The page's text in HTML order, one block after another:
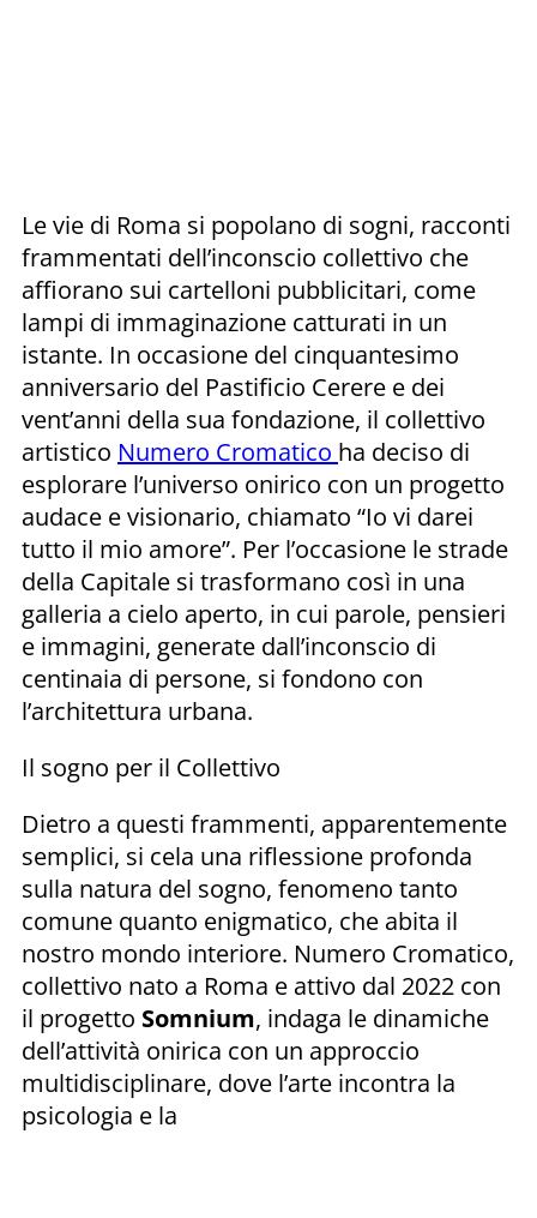
Le vie di Roma si popolano di sogni, racconti
frammentati dell’inconscio collettivo che
affiorano sui cartelloni pubblicitari, come
lampi di immaginazione catturati in un
istante. In occasione del cinquantesimo
anniversario del Pastificio Cerere e dei
vent’anni della sua fondazione, il collettivo
artistico Numero Cromatico ha deciso di
esplorare l’universo onirico con un progetto
audace e visionario, chiamato “Io vi darei
tutto il mio amore”. Per l’occasione le strade
della Capitale si trasformano così in una
galleria a cielo aperto, in cui parole, pensieri
e immagini, generate dall’inconscio di
centinaia di persone, si fondono con
l’architettura urbana.
Il sogno per il Collettivo
Dietro a questi frammenti, apparentemente
semplici, si cela una riflessione profonda
sulla natura del sogno, fenomeno tanto
comune quanto enigmatico, che abita il
nostro mondo interiore. Numero Cromatico,
collettivo nato a Roma e attivo dal 2022 con
il progetto Somnium, indaga le dinamiche
dell’attività onirica con un approccio
multidisciplinare, dove l’arte incontra la
psicologia e la